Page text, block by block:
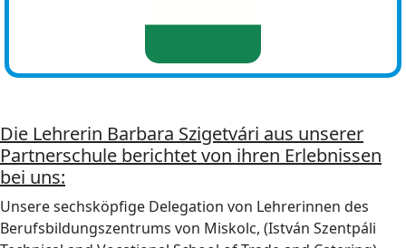
Die Lehrerin Barbara Szigetvári aus unserer
Partnerschule berichtet von ihren Erlebnissen
bei uns:
Unsere sechsköpfige Delegation von Lehrerinnen des
Berufsbildungszentrums von Miskolc, (István Szentpáli